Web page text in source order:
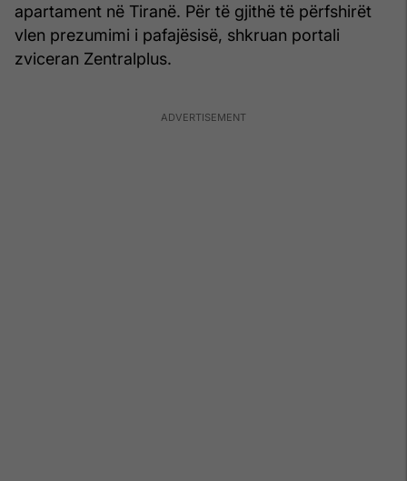
apartament në Tiranë. Për të gjithë të përfshirët
vlen prezumimi i pafajësisë, shkruan portali
zviceran Zentralplus.